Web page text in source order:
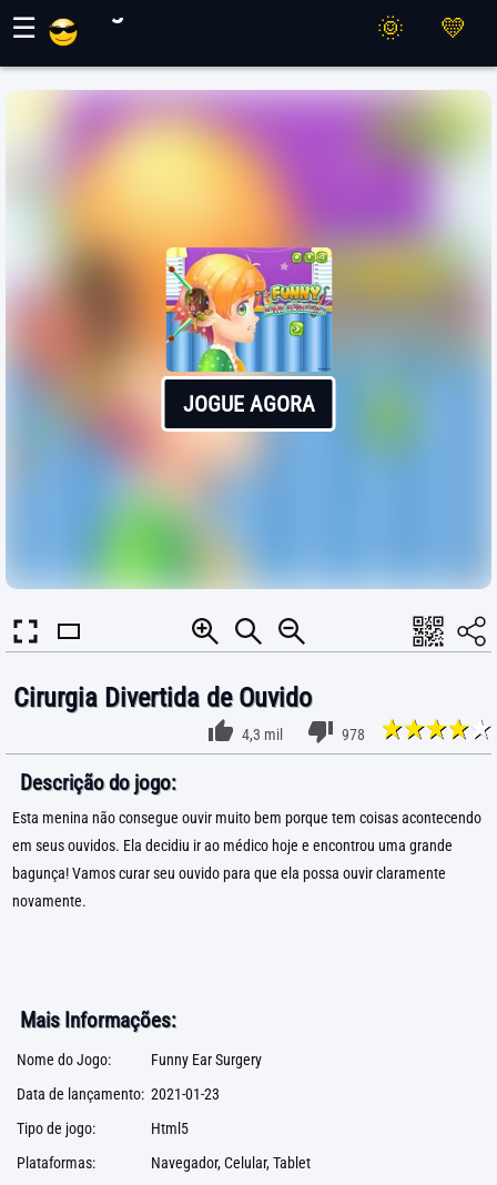
☰
JOGUE AGORA
Cirurgia Divertida de Ouvido
4,3 mil 978
Descrição do jogo:
Esta menina não consegue ouvir muito bem porque tem coisas acontecendo
em seus ouvidos. Ela decidiu ir ao médico hoje e encontrou uma grande
bagunça! Vamos curar seu ouvido para que ela possa ouvir claramente
novamente.
Mais Informações:
Nome do Jogo:
Funny Ear Surgery
Data de lançamento: 2021-01-23
Tipo de jogo:
Html5
Plataformas:
Navegador, Celular, Tablet